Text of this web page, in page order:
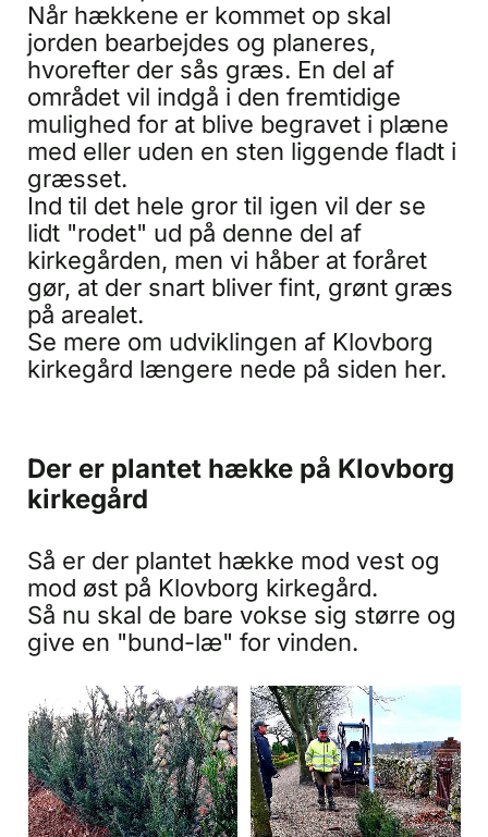
Når hækkene er kommet op skal
jorden bearbejdes og planeres,
hvorefter der sås græs. En del af
området vil indgå i den fremtidige
mulighed for at blive begravet i plæne
med eller uden en sten liggende fladt i
græsset.
Ind til det hele gror til igen vil der se
lidt "rodet" ud på denne del af
kirkegården, men vi håber at foråret
gør, at der snart bliver fint, grønt græs
på arealet.
Se mere om udviklingen af Klovborg
kirkegård længere nede på siden her.
Der er plantet hække på Klovborg
kirkegård
Så er der plantet hække mod vest og
mod øst på Klovborg kirkegård.
Så nu skal de bare vokse sig større og
give en "bund-læ" for vinden.